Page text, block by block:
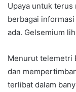
Upaya untuk
berbagai
ada. Gelsemium
Menurut telemetri
dan
terlibat dalam